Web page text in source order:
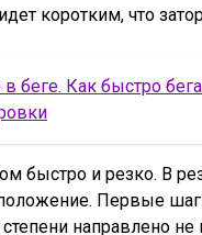
коротким, что
в беге. Как быстро
быстро и резко. В
Первые
направлено не